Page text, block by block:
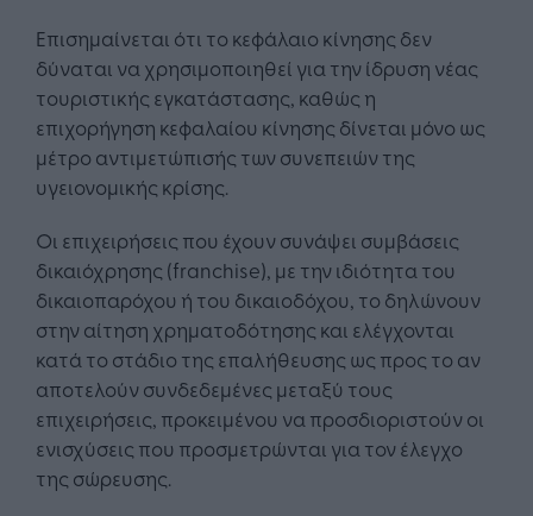
Επισημαίνεται ότι το κεφάλαιο κίνησης δεν
δύναται να χρησιμοποιηθεί για την ίδρυση νέας
τουριστικής εγκατάστασης, καθώς η
επιχορήγηση κεφαλαίου κίνησης δίνεται μόνο ως
μέτρο αντιμετώπισής των συνεπειών της
υγειονομικής κρίσης.
Οι επιχειρήσεις που έχουν συνάψει συμβάσεις
δικαιόχρησης (franchise), με την ιδιότητα του
δικαιοπαρόχου ή του δικαιοδόχου, το δηλώνουν
στην αίτηση χρηματοδότησης και ελέγχονται
κατά το στάδιο της επαλήθευσης ως προς το αν
αποτελούν συνδεδεμένες μεταξύ τους
επιχειρήσεις, προκειμένου να προσδιοριστούν οι
ενισχύσεις που προσμετρώνται για τον έλεγχο
της σώρευσης.